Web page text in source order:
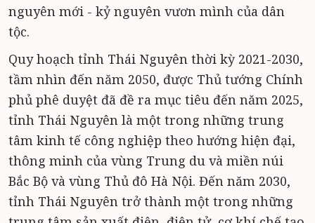
nguyên mới - kỷ nguyên vươn mình của dân
tộc.
Quy hoạch tỉnh Thái Nguyên thời kỳ 2021-2030,
tầm nhìn đến năm 2050, được Thủ tướng Chính
phủ phê duyệt đã đề ra mục tiêu đến năm 2025,
tỉnh Thái Nguyên là một trong những trung
tâm kinh tế công nghiệp theo hướng hiện đại,
thông minh của vùng Trung du và miền núi
Bắc Bộ và vùng Thủ đô Hà Nội. Đến năm 2030,
tỉnh Thái Nguyên trở thành một trong những